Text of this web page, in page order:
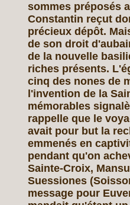
sommes préposés
Constantin reçut
précieux dépôt.
de son droit
de la nouvelle
riches présents.
cinq des nones de
l'invention de la
mémorables
rappelle que le
avait pour but la
emmenés en
pendant qu'on
Sainte-Croix,
Suessiones
message pour